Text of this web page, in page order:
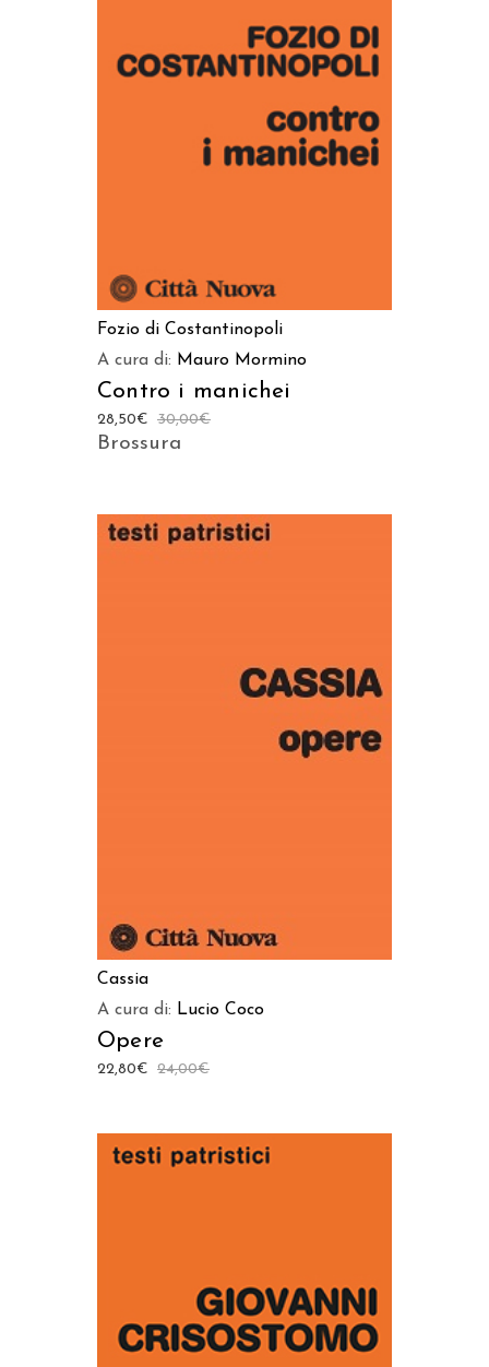
Fozio di Costantinopoli
A cura di: Mauro Mormino
Contro i manichei
30,00€
28,50€
Brossura
AGGIUNGI AL CARRELLO
Cassia
A cura di: Lucio Coco
Opere
24,00€
22,80€
AGGIUNGI AL CARRELLO